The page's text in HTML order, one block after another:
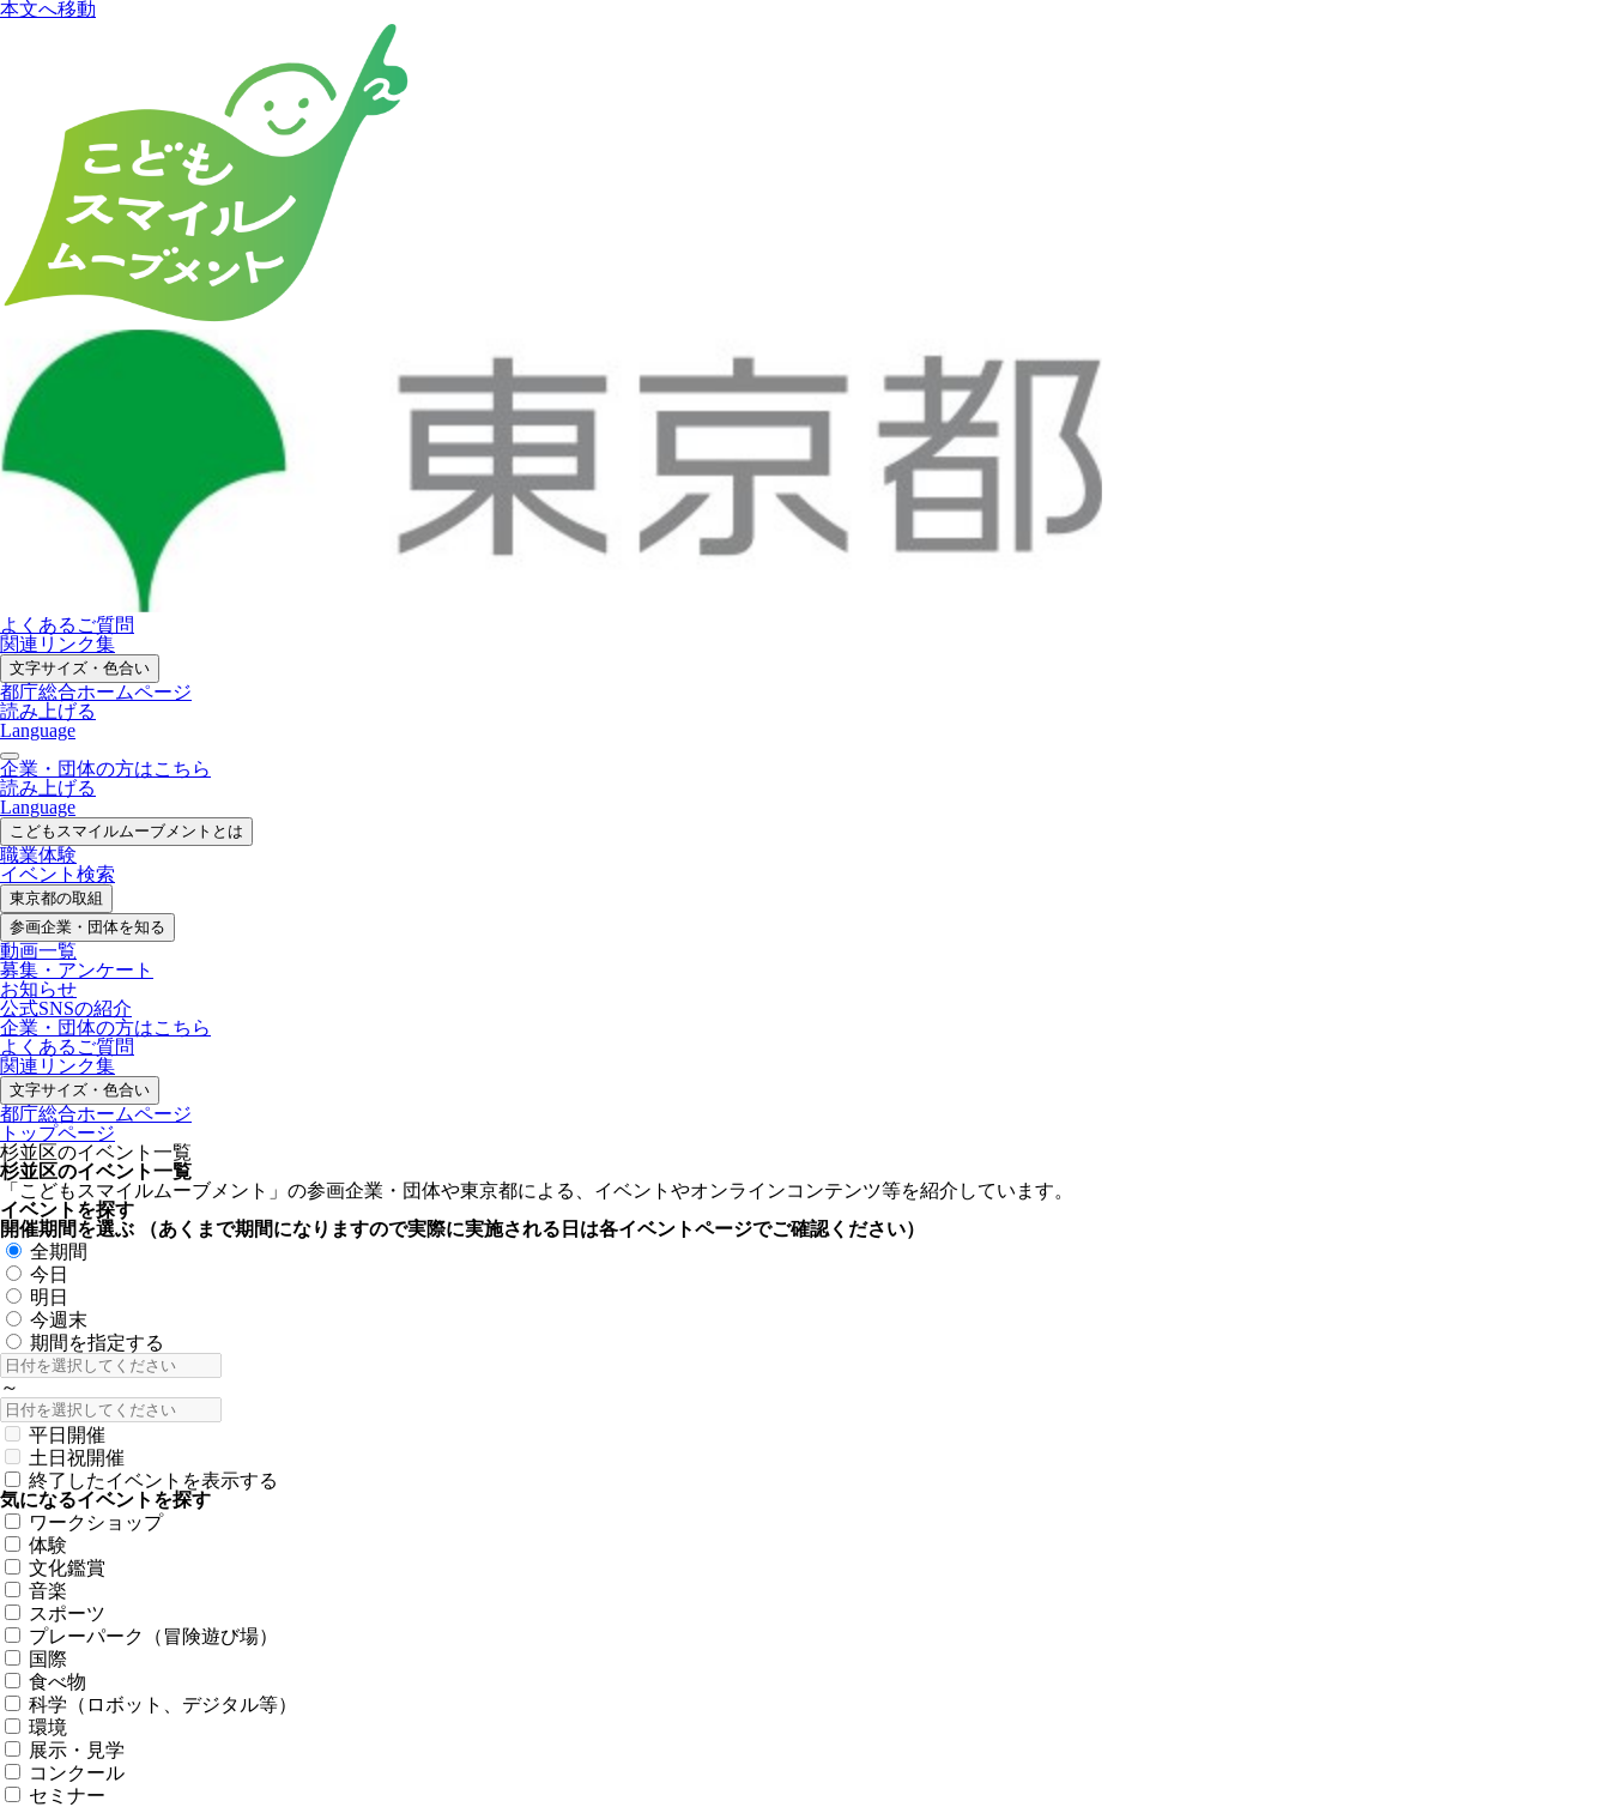
本文へ移動
よくあるご質問
関連リンク集
文字サイズ・色合い
都庁総合ホームページ
読み上げる
Language
企業・団体の方はこちら
読み上げる
Language
こどもスマイルムーブメントとは
職業体験
イベント検索
東京都の取組
参画企業・ 団体を知る
動画一覧
募集・ アンケート
お知らせ
公式SNSの紹介
企業・団体の方はこちら
よくあるご質問
関連リンク集
文字サイズ・色合い
都庁総合ホームページ
トップページ
杉並区のイベント一覧
杉並区のイベント一覧
「こどもスマイルムーブメント」の参画企業・団体や東京都による、イベントやオンラインコンテンツ等を紹介しています。
イベントを探す
開催期間を選ぶ
（あくまで期間になりますので実際に実施される日は各イベントページでご確認ください）
全期間
今日
明日
今週末
期間を指定する
～
平日開催
土日祝開催
終了したイベントを表示する
気になるイベントを探す
ワークショップ
体験
文化鑑賞
音楽
スポーツ
プレーパーク（冒険遊び場）
国際
食べ物
科学（ロボット、デジタル等）
環境
展示・見学
コンクール
セミナー